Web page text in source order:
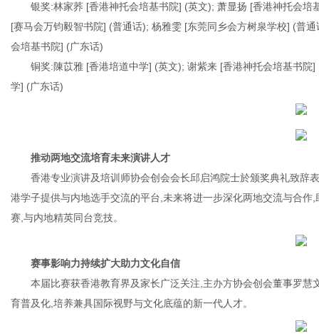
银奖:林家荞 [香港神托会培基书院] (英文); 萧显扬 [香港神托会
[赛马会万钧毅智书院] (普通话); 杨雅雯 [东莞同乡会方树泉学校] (普
会培基书院] (广东话)
铜奖:陳苡雅 [香港培道中学] (英文); 谢紫来 [香港神托会培基书
学] (广东话)
推动两地交流培育未来演讲人才
香港专业演讲及培训师协会创会会长邱启鸿院士於颁奖典礼致辞
港学子提供与内地选手交流的平台,未来将进一步深化两地交流与合
赛,与内地精英同台竞技。
赛事影响力持续扩大助力文化自信
本届比赛获香港教育界及家长广泛关注,主办方协会创会董事罗
育普及化,培养兼具国际视野与文化底蕴的新一代人才。